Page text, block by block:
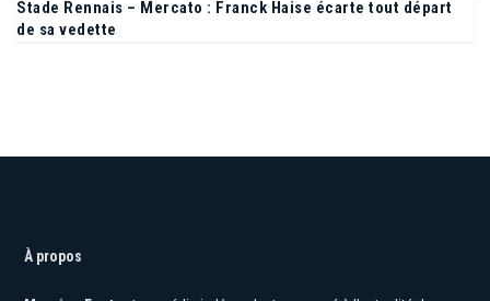
Stade Rennais – Mercato : Franck Haise écarte tout départ
À propos